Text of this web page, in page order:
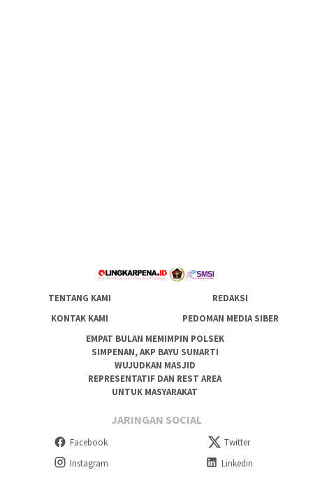
TENTANG KAMI
REDAKSI
KONTAK KAMI
PEDOMAN MEDIA SIBER
EMPAT BULAN MEMIMPIN POLSEK
SIMPENAN, AKP BAYU SUNARTI
WUJUDKAN MASJID
REPRESENTATIF DAN REST AREA
UNTUK MASYARAKAT
JARINGAN SOCIAL
Facebook
Twitter
Instagram
Linkedin